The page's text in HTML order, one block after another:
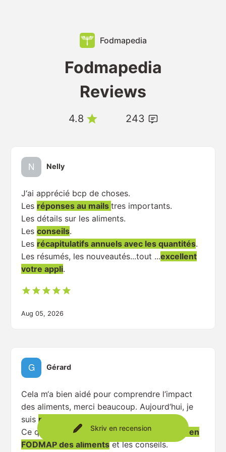
Fodmapedia
Fodmapedia
Reviews
4.8 243
Skriv en recension
Nelly
J‘ai apprécié bcp de choses.
Les réponses au mailstres importants.
Les détails sur les aliments.
Lesconseils.
Les récapitulatifs annuels avec les quantités.
Les résumés, les nouveautés...tout ...excellent
votre appli.
Aug 05, 2026
Gérard
Cela m‘a bien aidé pour comprendre l‘impact
des aliments, merci beaucoup. Aujourd‘hui, je
suis plus autonome
Ce qui m‘a le plus aidé c‘estla composition en
FODMAP des alimentset les conseils.